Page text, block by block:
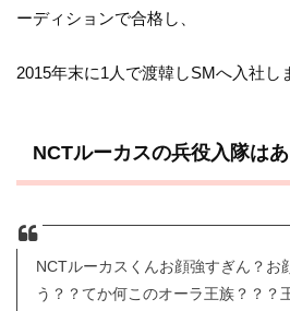
ーディションで合格し、
2015年末に1人で渡韓しSMへ入社し
NCTルーカスの兵役入隊は
NCTルーカスくんお顔強すぎん？お
う？？てか何このオーラ王族？？？